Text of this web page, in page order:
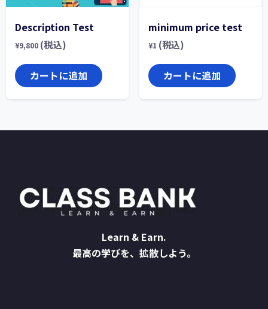
Description Test
¥9,800 (税込)
カートに追加
minimum price test
¥1 (税込)
カートに追加
Learn & Earn.
最高の学びを、拡散しよう。